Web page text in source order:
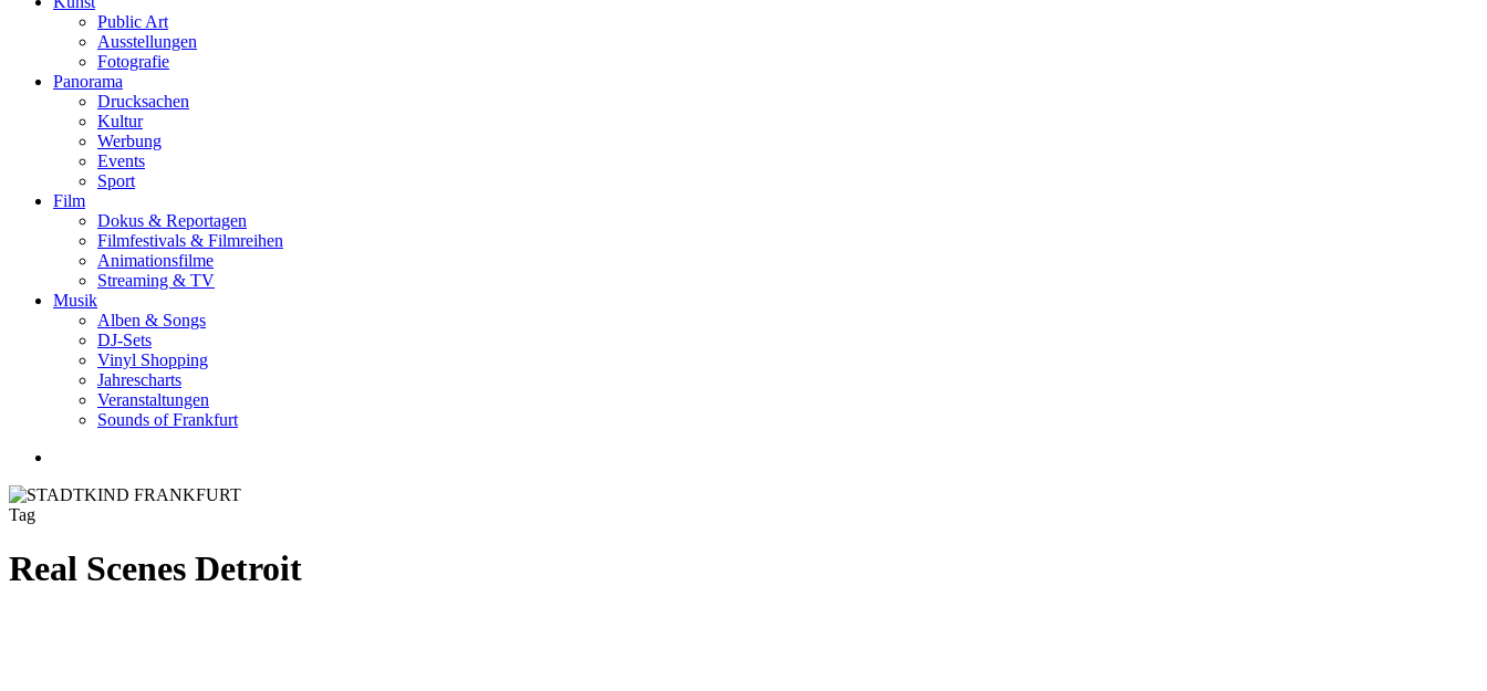
Public Art
Ausstellungen
Fotografie
Panorama
Drucksachen
Kultur
Werbung
Events
Sport
Film
Dokus & Reportagen
Filmfestivals & Filmreihen
Animationsfilme
Streaming & TV
Musik
Alben & Songs
DJ-Sets
Vinyl Shopping
Jahrescharts
Veranstaltungen
Sounds of Frankfurt
Tag
Real Scenes Detroit